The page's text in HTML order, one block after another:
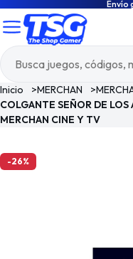
Envío
Inicio >MERCHAN >
COLGANTE SEÑOR DE LOS
MERCHAN CINE Y TV
-26%